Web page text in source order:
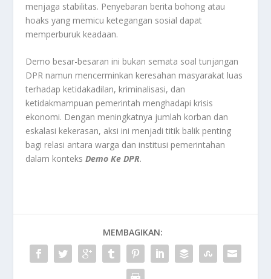
menjaga stabilitas. Penyebaran berita bohong atau
hoaks yang memicu ketegangan sosial dapat
memperburuk keadaan.
Demo besar-besaran ini bukan semata soal tunjangan
DPR namun mencerminkan keresahan masyarakat luas
terhadap ketidakadilan, kriminalisasi, dan
ketidakmampuan pemerintah menghadapi krisis
ekonomi. Dengan meningkatnya jumlah korban dan
eskalasi kekerasan, aksi ini menjadi titik balik penting
bagi relasi antara warga dan institusi pemerintahan
dalam konteksDemo Ke DPR.
MEMBAGIKAN: